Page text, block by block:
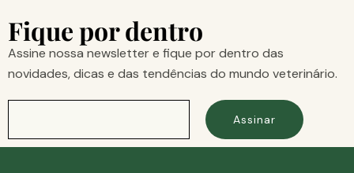
Fique por dentro
Assine nossa newsletter e fique por dentro das
novidades, dicas e das tendências do mundo veterinário.
Assinar